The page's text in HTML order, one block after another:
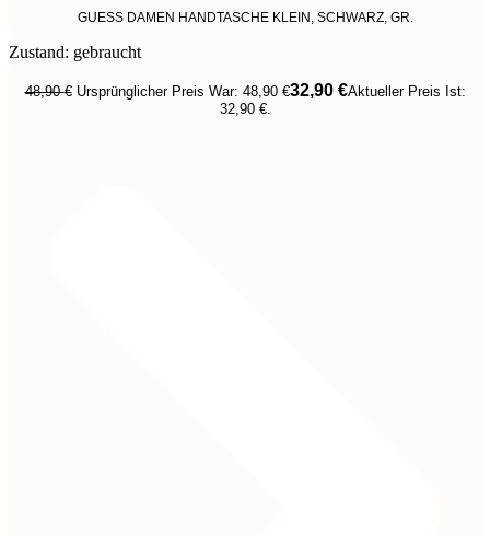
GUESS DAMEN HANDTASCHE KLEIN, SCHWARZ, GR.
Zustand: gebraucht
48,90€ Ursprünglicher Preis War: 48,90 €32,90 €Aktueller Preis Ist:
32,90 €.